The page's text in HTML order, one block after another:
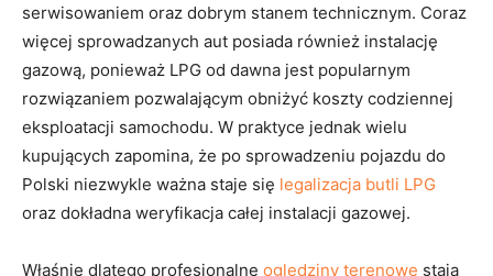
serwisowaniem oraz dobrym stanem technicznym. Coraz
więcej sprowadzanych aut posiada również instalację
gazową, ponieważ LPG od dawna jest popularnym
rozwiązaniem pozwalającym obniżyć koszty codziennej
eksploatacji samochodu. W praktyce jednak wielu
kupujących zapomina, że po sprowadzeniu pojazdu do
Polski niezwykle ważna staje się legalizacja butli LPG
oraz dokładna weryfikacja całej instalacji gazowej.
Właśnie dlatego profesjonalne oględziny terenowe stają